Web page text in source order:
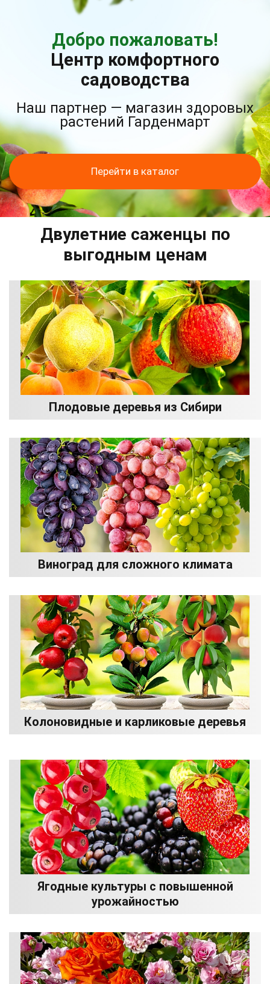
Добро пожаловать!
Центр комфортного
садоводства
Наш партнер — магазин здоровых
растений Гарденмарт
Перейти в каталог
Двулетние саженцы по
выгодным ценам
Плодовые деревья из Сибири
Виноград для сложного климата
Колоновидные и карликовые деревья
Ягодные культуры с повышенной
урожайностью